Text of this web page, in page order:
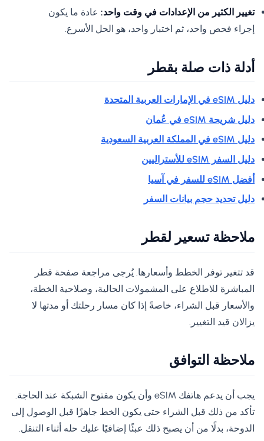
تغيير الكثير من الإعدادات في وقت واحد: عادة ما يكون
إجراء فحص واحد، ثم اختبار واحد، هو الحل الأسرع.
أدلة ذات صلة بقطر
دليل eSIM في الإمارات العربية المتحدة
دليل شريحة eSIM في عُمان
دليل eSIM في المملكة العربية السعودية
دليل السفر eSIM للأستراليين
أفضل eSIM للسفر في آسيا
دليل تحديد حجم بيانات السفر
ملاحظة تسعير لقطر
قد تتغير توفر الخطط وأسعارها. يُرجى مراجعة صفحة قطر
المباشرة للاطلاع على المشمولات الحالية، وصلاحية الخطة،
والأسعار قبل الشراء، خاصةً إذا كان مسار رحلتك أو مدتها لا
يزالان قيد التغيير.
ملاحظة التوافق
يجب أن يدعم هاتفك eSIM وأن يكون مفتوح الشبكة عند الحاجة.
تأكد من ذلك قبل الشراء حتى يكون الخط جاهزًا قبل الوصول إلى
الدوحة، بدلًا من أن يصبح ذلك عبئًا إضافيًا عليك حله أثناء التنقل.